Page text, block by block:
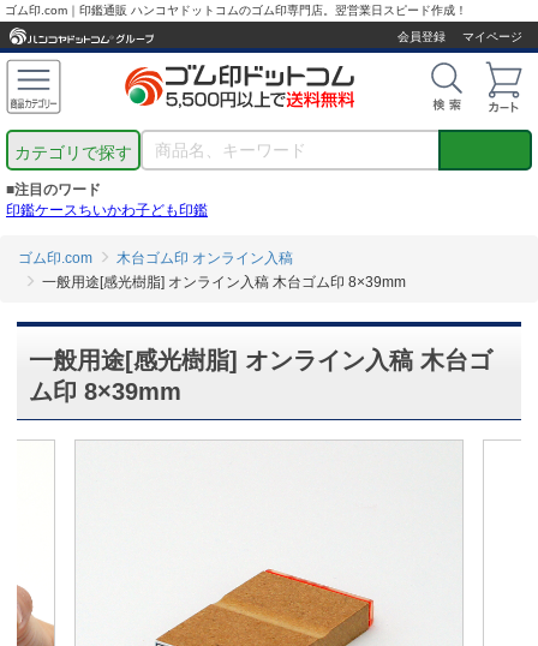
ゴム印.com｜印鑑通販 ハンコヤドットコムのゴム印専門店。翌営業日スピード作成！
会員登録
マイページ
カテゴリで探す
■注目のワード
印鑑ケースちいかわ子ども印鑑
ゴム印.com
木台ゴム印 オンライン入稿
一般用途[感光樹脂] オンライン入稿 木台ゴム印 8×39mm
一般用途[感光樹脂] オンライン入稿 木台ゴ
ム印 8×39mm